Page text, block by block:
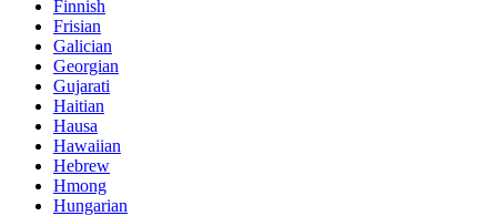
Frisian
Galician
Georgian
Gujarati
Haitian
Hausa
Hawaiian
Hebrew
Hmong
Hungarian
Icelandic